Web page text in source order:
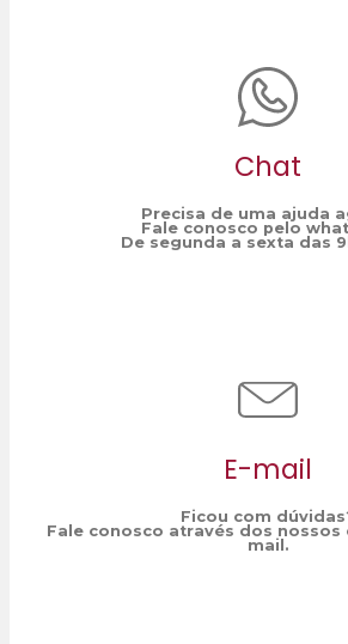
Chat
Precisa de uma ajuda
Fale conosco pelo
De segunda a sexta das
E-mail
Ficou com
Fale conosco através dos nossos
mail.